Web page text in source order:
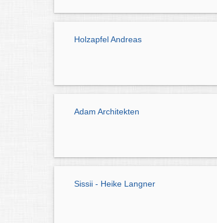
Holzapfel Andreas
Adam Architekten
Sissii - Heike Langner